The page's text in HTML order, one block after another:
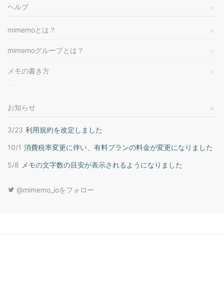
ヘルプ
mimemoとは？
mimemoグループとは？
メモの書き方
お知らせ
3/23 利用規約を改定しました
10/1 消費税率変更に伴い、有料プランの料金が変更になりました
5/8 メモの文字数の目安が表示されるようになりました
@mimemo_ioをフォロー